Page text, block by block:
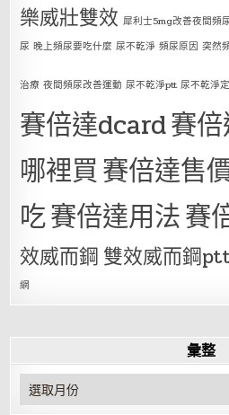
樂威壯雙效 犀利士5mg改善夜間頻
尿 晚上頻尿要吃什麼 尿不乾淨 頻尿原因 突然
治療 夜間頻尿改善運動 尿不乾淨ptt 尿不乾淨
賽倍達dcard賽
哪裡買賽倍達售
吃賽倍達用法賽
效威而鋼 雙效威而鋼
網
彙整
彙
整